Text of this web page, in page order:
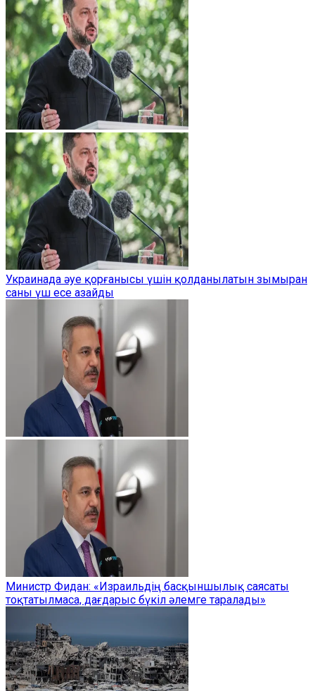
Украинада әуе қорғанысы үшін қолданылатын зымыран
саны үш есе азайды
Министр Фидан: «Израильдің басқыншылық саясаты
тоқтатылмаса, дағдарыс бүкіл әлемге таралады»